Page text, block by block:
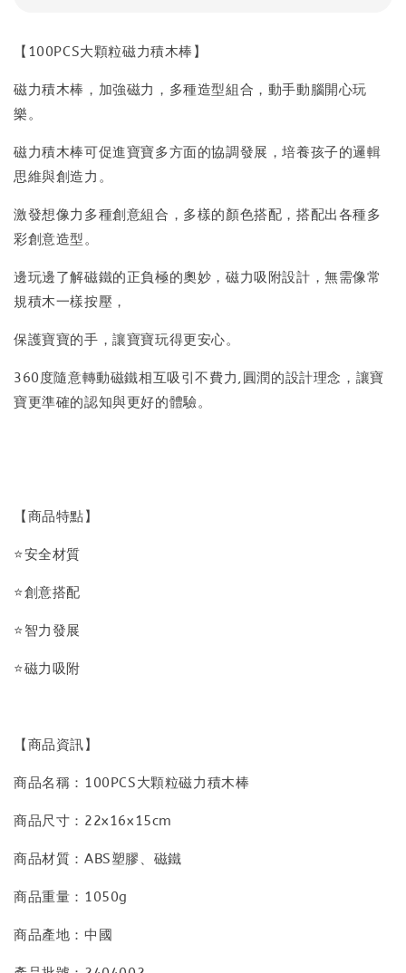
【100PCS大顆粒磁力積木棒】
磁力積木棒，加強磁力，多種造型組合，動手動腦開心玩
樂。
磁力積木棒可促進寶寶多方面的協調發展，培養孩子的邏輯
思維與創造力。
激發想像力多種創意組合，多樣的顏色搭配，搭配出各種多
彩創意造型。
邊玩邊了解磁鐵的正負極的奧妙，磁力吸附設計，無需像常
規積木一樣按壓，
保護寶寶的手，讓寶寶玩得更安心。
360度隨意轉動磁鐵相互吸引不費力,圓潤的設計理念，讓寶
寶更準確的認知與更好的體驗。
【商品特點】
⭐安全材質
⭐創意搭配
⭐智力發展
⭐磁力吸附
【商品資訊】
商品名稱：100PCS大顆粒磁力積木棒
商品尺寸：22x16x15cm
商品材質：ABS塑膠、磁鐵
商品重量：1050g
商品產地：中國